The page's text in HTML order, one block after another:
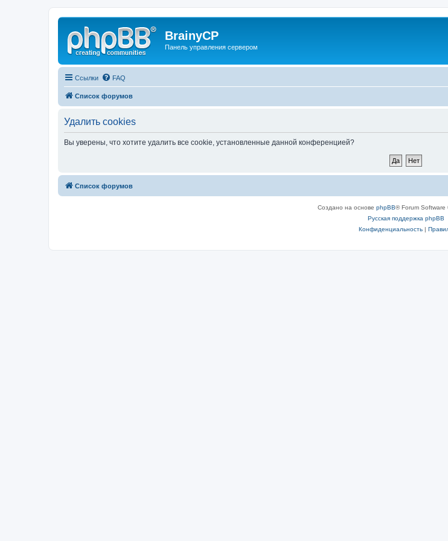
BrainyCP
Панель управления сервером
Ссылки FAQ
Список форумов
Удалить cookies
Вы уверены, что хотите удалить все cookie, установленные данной конференцией?
Список форумов
Создано на основе phpBB® Forum Software
Русская поддержка phpBB
Конфиденциальность|